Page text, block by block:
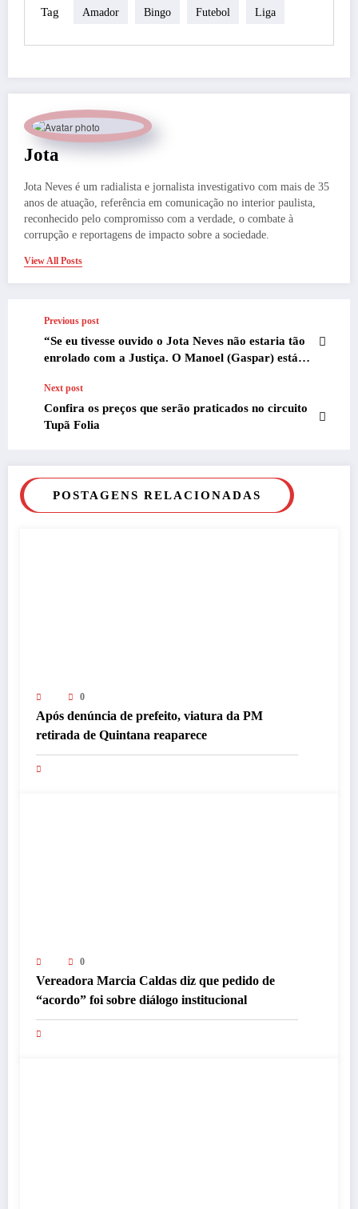
Tag Amador Bingo Futebol Liga
Jota
Jota Neves é um radialista e jornalista investigativo com mais de 35
anos de atuação, referência em comunicação no interior paulista,
reconhecido pelo compromisso com a verdade, o combate à
corrupção e reportagens de impacto sobre a sociedade.
View All Posts
Previous post
“Se eu tivesse ouvido o Jota Neves não estaria tão
enrolado com a Justiça. O Manoel (Gaspar) está
ex-prefeito Waldemir Gonçalves Lopes (PSDB).
Next post
Confira os preços que serão praticados no circuito
Tupã Folia
POSTAGENS RELACIONADAS
0
Após denúncia de prefeito, viatura da PM
retirada de Quintana reaparece
0
Vereadora Marcia Caldas diz que pedido de
“acordo” foi sobre diálogo institucional